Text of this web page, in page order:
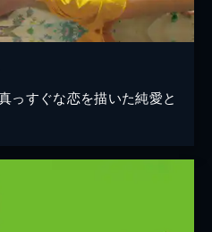
っすぐな恋を描いた純愛と